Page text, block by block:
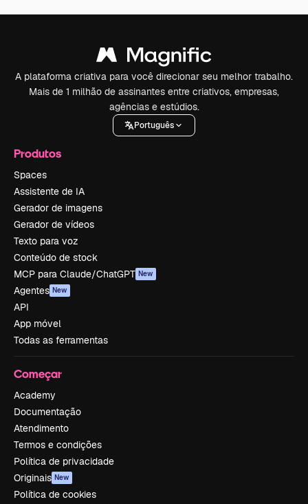
A plataforma criativa para você direcionar seu melhor trabalho.
Mais de 1 milhão de assinantes entre criativos, empresas,
agências e estúdios.
Português
Produtos
Spaces
Assistente de IA
Gerador de imagens
Gerador de vídeos
Texto para voz
Conteúdo de stock
MCP para Claude/ChatGPT New
Agentes New
API
App móvel
Todas as ferramentas
Começar
Academy
Documentação
Atendimento
Termos e condições
Política de privacidade
Originais New
Política de cookies